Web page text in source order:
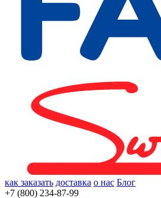
как заказать доставка о нас Блог
+7 (800) 234-87-99